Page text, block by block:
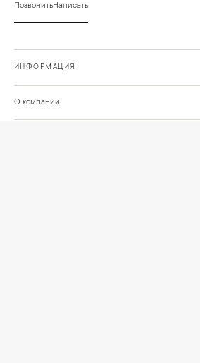
ПозвонитьНаписать
ИНФОРМАЦИЯ
О компании